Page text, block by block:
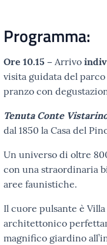
Programma:
Ore 10.15 – Arrivo
visita guidata del
pranzo con
Tenuta Conte
dal 1850 la Casa del
Un universo di oltre
con una straordinaria
aree faunistiche.
Il cuore pulsante è
architettonico
magnifico giardino